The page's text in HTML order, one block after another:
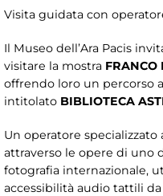
Visita guidata con
Il Museo dell’Ara Pacis
visitare la mostra
offrendo loro un percorso
intitolato BIBLIOTECA
Un operatore
attraverso le opere di uno
fotografia internazionale,
accessibilità audio tattili